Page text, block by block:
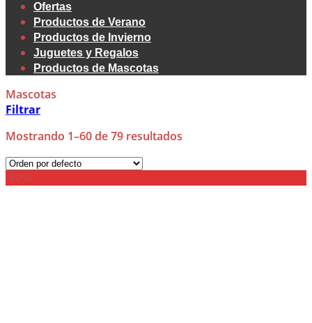
Ofertas
Productos de Verano
Productos de Invierno
Juguetes y Regalos
Productos de Mascotas
Mascotas
Filtrar
Mostrando 1–60 de 79 resultados